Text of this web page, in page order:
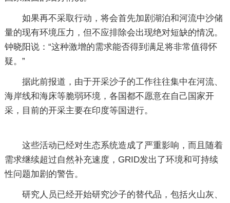
如果再不采取行动，将会首先加剧湖泊和河流中沙储
量的现有环境压力，但不应排除会出现绝对短缺的情况。
钟晓阳说：“这种激增的需求能否得到满足将非常值得怀
疑。”
据此前报道，由于开采沙子的工作往往集中在河流、
海岸线和海床等脆弱环境，各国都不愿意在自己国家开
采，目前的开采主要在印度等国进行。
这些活动已经对生态系统造成了严重影响，而且随着
需求继续超过自然补充速度，GRID发出了环境和可持续
性问题加剧的警告。
研究人员已经开始研究沙子的替代品，包括火山灰、